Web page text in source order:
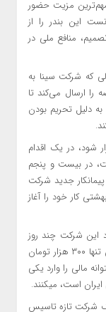
مزیت حضور
این بندر را از
منافع ملی در
که شرکت سینا به
را ارسال می‌کند تا
دلیل تحریم بودن
شود، در یک اقدام
در بیست و پنجم
جدید شرکت
کار خود را آغاز
این شرکت چند روز
پیش از تاریخ فوق تاسیس شده و سرمایه اولیه آن تنها ۳۰۰ هزار تومان
مالی را وارد یکی
ایران است، میکنند.
شرکت تازه تاسیس